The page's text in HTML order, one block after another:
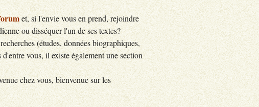
et, si l'envie vous en prend, rejoindre
ou disséquer l'un de ses textes?
(études, données biographiques,
vous, il existe également une section
chez vous, bienvenue sur les